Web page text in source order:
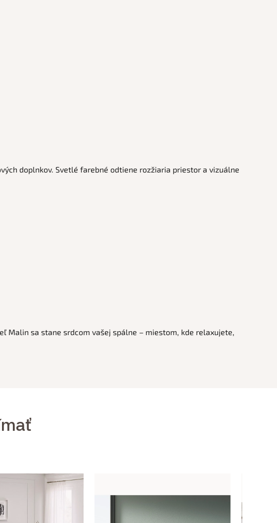
doplnkov. Svetlé farebné odtiene rozžiaria priestor a vizuálne
Malin sa stane srdcom vašej spálne – miestom, kde relaxujete,